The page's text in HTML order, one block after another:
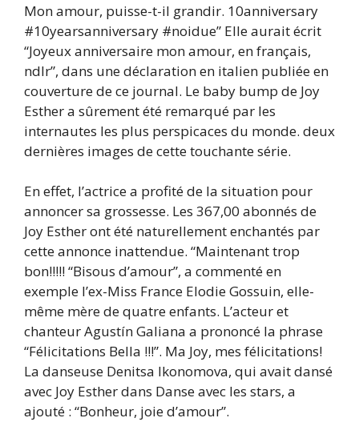
Mon amour, puisse-t-il grandir. 10anniversary
#10yearsanniversary #noidue” Elle aurait écrit
“Joyeux anniversaire mon amour, en français,
ndlr”, dans une déclaration en italien publiée en
couverture de ce journal. Le baby bump de Joy
Esther a sûrement été remarqué par les
internautes les plus perspicaces du monde. deux
dernières images de cette touchante série.
En effet, l’actrice a profité de la situation pour
annoncer sa grossesse. Les 367,00 abonnés de
Joy Esther ont été naturellement enchantés par
cette annonce inattendue. “Maintenant trop
bon!!!!! “Bisous d’amour”, a commenté en
exemple l’ex-Miss France Elodie Gossuin, elle-
même mère de quatre enfants. L’acteur et
chanteur Agustín Galiana a prononcé la phrase
“Félicitations Bella !!!”. Ma Joy, mes félicitations!
La danseuse Denitsa Ikonomova, qui avait dansé
avec Joy Esther dans Danse avec les stars, a
ajouté : “Bonheur, joie d’amour”.